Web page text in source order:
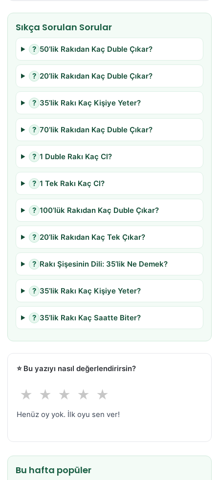
Sıkça Sorulan Sorular
? 50’lik Rakıdan Kaç Duble Çıkar?
? 20’lik Rakıdan Kaç Duble Çıkar?
? 35’lik Rakı Kaç Kişiye Yeter?
? 70’lik Rakıdan Kaç Duble Çıkar?
? 1 Duble Rakı Kaç Cl?
? 1 Tek Rakı Kaç Cl?
? 100’lük Rakıdan Kaç Duble Çıkar?
? 20’lik Rakıdan Kaç Tek Çıkar?
? Rakı Şişesinin Dili: 35’lik Ne Demek?
? 35’lik Rakı Kaç Kişiye Yeter?
? 35’lik Rakı Kaç Saatte Biter?
⭐ Bu yazıyı nasıl değerlendirirsin?
★ ★ ★ ★ ★
Henüz oy yok. İlk oyu sen ver!
Bu hafta popüler